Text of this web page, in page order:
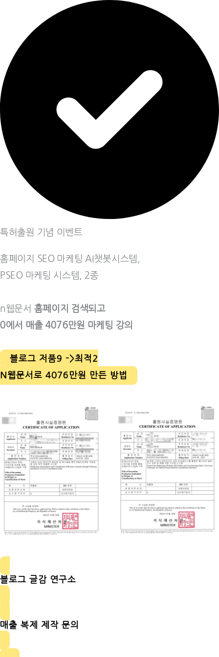
특허출원 기념 이벤트
홈페이지 SEO 마케팅 AI챗봇시스템,
PSEO 마케팅 시스템, 2종
n웹문서 홈페이지 검색되고
0에서 매출 4076만원 마케팅 강의
블로그 저품9 ->최적2
N웹문서로 4076만원 만든 방법
블로그 글감 연구소
매출 복제 제작 문의